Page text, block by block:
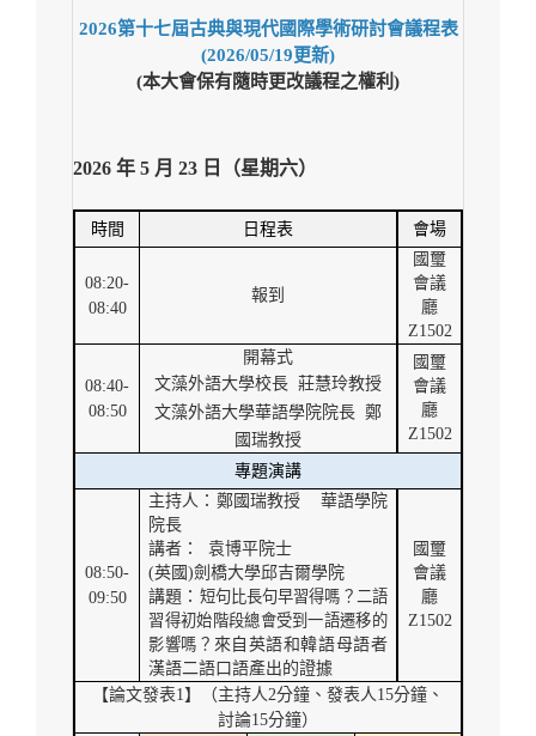
2026第十七屆古典與現代國際學術研討會議程表
(2026/05/19更新)
(本大會保有隨時更改議程之權利)
2026 年 5 月 23 日（星期六）
時間 日程表 會場
08:20-
08:40
報到
國璽
會議
廳
Z1502
08:40-
08:50
開幕式
文藻外語大學校長 莊慧玲教授
文藻外語大學華語學院院長 鄭
國瑞教授
國璽
會議
廳
Z1502
專題演講
08:50-
09:50
主持人：鄭國瑞教授
華語學院
院長
講者：
袁博平院士
(英國)劍橋大學邱吉爾學院
講題： 短句比長句早習得嗎？二語
習得初始階段總會受到一語遷移的
影響嗎？ 來自英語和韓語母語者
漢語二語口語產出的證據
國璽
會議
廳
Z1502
【論文發表1】（主持人2分鐘、發表人15分鐘、
討論15分鐘）